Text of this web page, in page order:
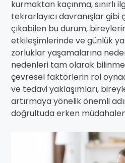
kurmaktan kaçınma, sınırlı
tekrarlayıcı davranışlar
çıkabilen bu durum,
etkileşimlerinde ve günlük
zorluklar yaşamalarına
nedenleri tam olarak
çevresel faktörlerin rol
ve tedavi yaklaşımları,
artırmaya yönelik önemli
doğrultuda erken